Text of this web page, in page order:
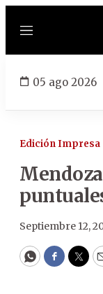
Menú
05 ago 2026
Edición Impresa
Septiembre 12,
WhatsApp